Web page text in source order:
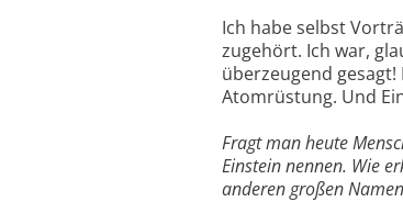
Ich habe selbst
zugehört. Ich war,
überzeugend
Atomrüstung. Und
Fragt man heute
Einstein nennen. Wie
anderen großen